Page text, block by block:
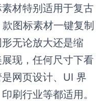
材特别适用于复古
图标素材一键复制
无论放大还是缩
现，任何尺寸下看
网页设计、UI 界
刷行业等都适用。